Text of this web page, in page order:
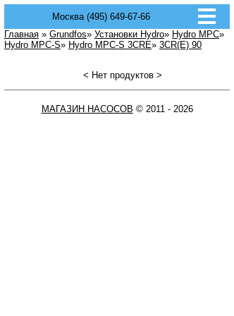
Москва (495) 649-67-66
Главная » Grundfos» Установки Hydro» Hydro MPC»
Hydro MPC-S» Hydro MPC-S 3CRE» 3CR(E) 90
< Нет продуктов >
МАГАЗИН НАСОСОВ © 2011 - 2026